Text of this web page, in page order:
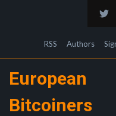
RSS Authors
European
Bitcoiners